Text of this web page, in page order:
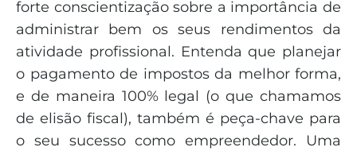
forte conscientização sobre a importância de
administrar bem os seus rendimentos da
atividade profissional. Entenda que planejar
o pagamento de impostos da melhor forma,
e de maneira 100% legal (o que chamamos
de elisão fiscal), também é peça-chave para
o seu sucesso como empreendedor. Uma